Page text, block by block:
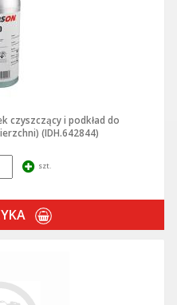
czyszczący i podkład do
(IDH.642844)
szt.